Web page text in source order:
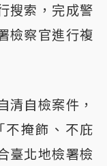
搜索，完成警
檢察官進行複
清自檢案件，
不掩飾、不庇
臺北地檢署檢